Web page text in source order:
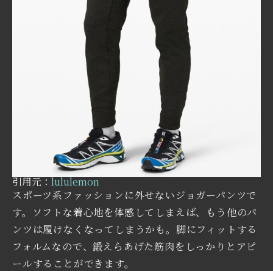
引用元：lululemon
スポーツ系ファッションに外せないジョガーパンツで
す。ソフトな着心地を体感してしまえば、もう他のパ
ンツは履けなくなってしまうかも。脚にフィットする
フォルムなので、鍛えらあげた筋肉をしっかりとアピ
ールすることができます。